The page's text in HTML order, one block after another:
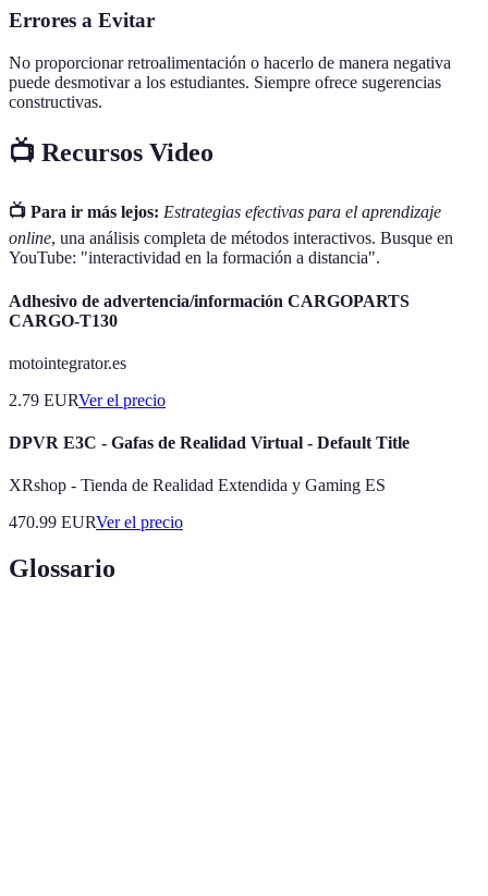
Errores a Evitar
No proporcionar retroalimentación o hacerlo de manera negativa
puede desmotivar a los estudiantes. Siempre ofrece sugerencias
constructivas.
📺 Recursos Video
📺 Para ir más lejos: Estrategias efectivas para el aprendizaje
online, una análisis completa de métodos interactivos. Busque en
YouTube: "interactividad en la formación a distancia".
Adhesivo de advertencia/información CARGOPARTS
CARGO-T130
motointegrator.es
2.79 EURVer el precio
DPVR E3C - Gafas de Realidad Virtual - Default Title
XRshop - Tienda de Realidad Extendida y Gaming ES
470.99 EURVer el precio
Glossario